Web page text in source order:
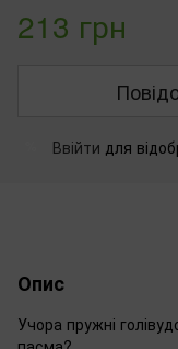
213 грн
Ввійти для
Опис
Учора пружні